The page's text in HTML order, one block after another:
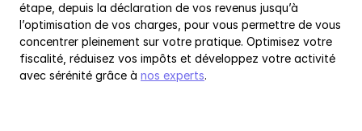
étape, depuis la déclaration de vos revenus jusqu’à
l’optimisation de vos charges, pour vous permettre de vous
concentrer pleinement sur votre pratique. Optimisez votre
fiscalité, réduisez vos impôts et développez votre activité
avec sérénité grâce à nos experts.